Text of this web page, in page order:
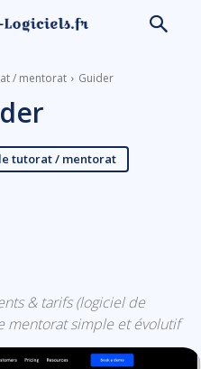
/ mentorat Guider
tutorat / mentorat
& tarifs (logiciel de
mentorat simple et évolutif